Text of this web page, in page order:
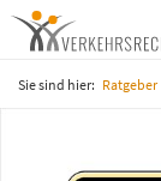
Sie sind hier: Ratgeber